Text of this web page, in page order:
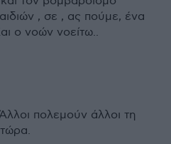
, σε , ας πούμε, ένα
ο νοών νοείτω..
πολεμούν άλλοι τη